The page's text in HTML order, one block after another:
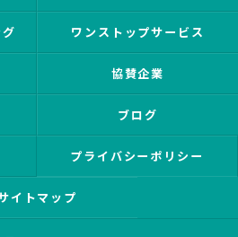
ワンストップサービス
協賛企業
ブログ
プライバシーポリシー
イトマップ